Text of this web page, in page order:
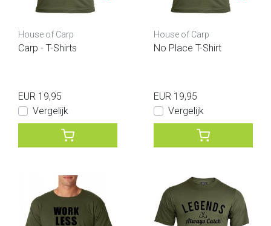
House of Carp
Carp - T-Shirts
EUR 19,95
Vergelijk
House of Carp
No Place T-Shirt
EUR 19,95
Vergelijk